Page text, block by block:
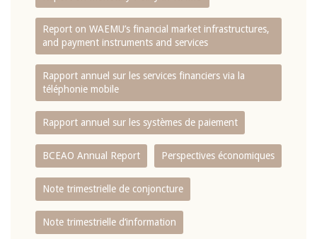
Report on WAEMU’s financial market infrastructures,
and payment instruments and services
Rapport annuel sur les services financiers via la
téléphonie mobile
Rapport annuel sur les systèmes de paiement
BCEAO Annual Report Perspectives économiques
Note trimestrielle de conjoncture
Note trimestrielle d‘information